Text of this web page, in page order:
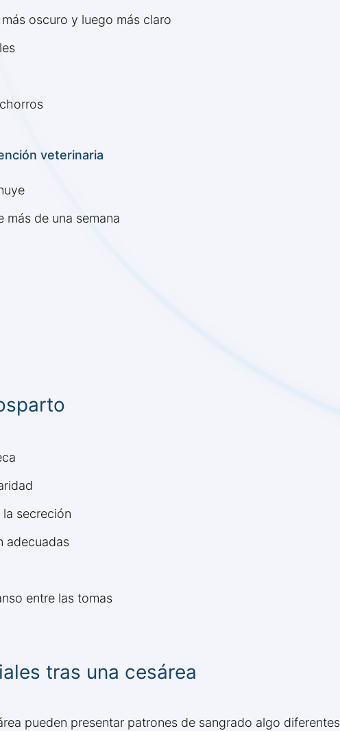
oscuro y luego más claro
veterinaria
más de una semana
secreción
adecuadas
entre las tomas
tras una cesárea
pueden presentar patrones de sangrado algo